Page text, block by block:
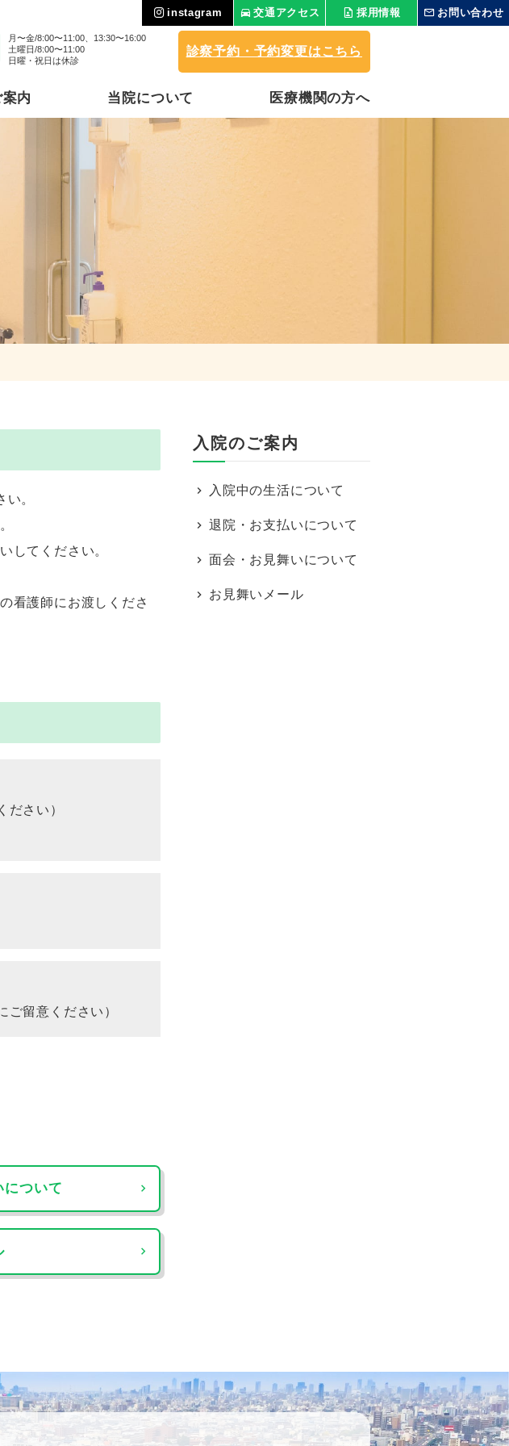
⽉〜⾦/8:00〜11:00、13:30〜16:00
⼟曜⽇/8:00〜11:00
⽇曜・祝⽇は休診
診察予約・予約変更はこちら
instagram 交通アクセス 採用情報 お問い合わせ
内 当院について 医療機関の⽅へ
。
してください。
看護師にお渡しくださ
さい）
留意ください）
について
入院のご案内
入院中の生活について
退院・お支払いについて
面会・お見舞いについて
お見舞いメール